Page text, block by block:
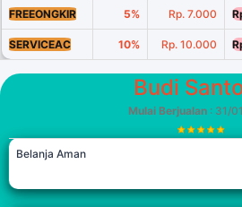
FREEONGKIR 5% Rp. 7.000
SERVICEAC 10% Rp. 10.000
Budi
Mulai Berjualan : 31/
Belanja Aman